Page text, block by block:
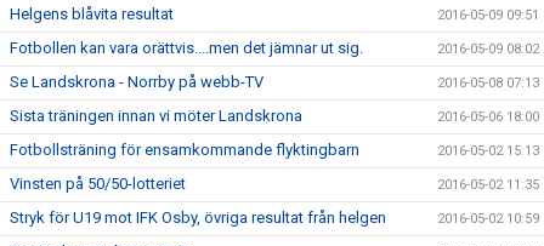
Helgens blåvita resultat 2016-05-09 09:51
Fotbollen kan vara orättvis....men det jämnar ut sig. 2016-05-09 08:02
Se Landskrona - Norrby på webb-TV 2016-05-08 07:13
Sista träningen innan vi möter Landskrona 2016-05-06 18:00
Fotbollsträning för ensamkommande flyktingbarn 2016-05-02 15:13
Vinsten på 50/50-lotteriet 2016-05-02 11:35
Stryk för U19 mot IFK Osby, övriga resultat från helgen 2016-05-02 10:59